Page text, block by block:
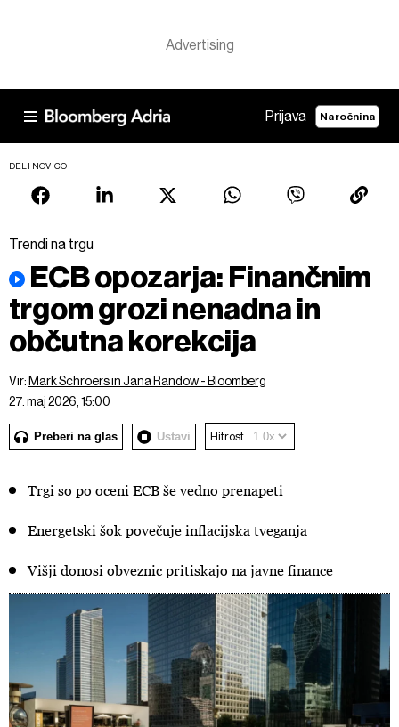
Prijava Naročnina
DELI NOVICO
Trendi na trgu
ECB opozarja: Finančnim
trgom grozi nenadna in
občutna korekcija
Vir: Mark Schroers in Jana Randow - Bloomberg
27. maj 2026, 15:00
Preberi na glas Ustavi Hitrost
Trgi so po oceni ECB še vedno prenapeti
Energetski šok povečuje inflacijska tveganja
Višji donosi obveznic pritiskajo na javne finance